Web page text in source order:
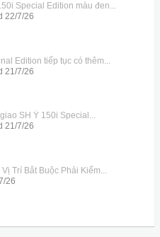
Special Edition màu đen...
22/7/26
Edition tiếp tục có thêm...
21/7/26
SH Ý 150i Special...
21/7/26
Trí Bắt Buộc Phải Kiểm...
26